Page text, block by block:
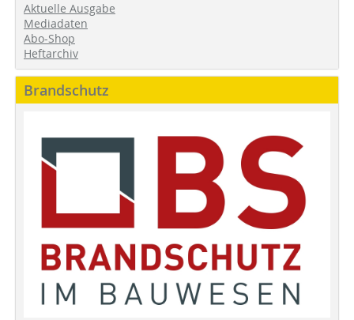
Aktuelle Ausgabe
Mediadaten
Abo-Shop
Heftarchiv
Brandschutz